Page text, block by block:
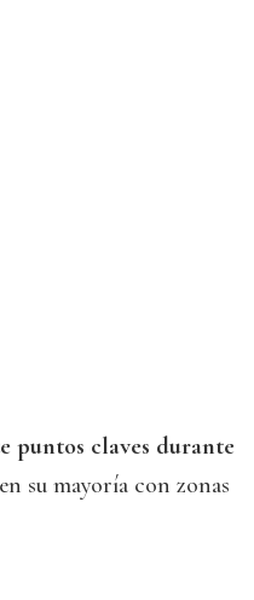
puntos claves durante
su mayoría con zonas